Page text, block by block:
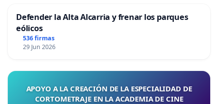
Defender la Alta Alcarria y frenar los parques
eólicos
536 firmas
29 Jun 2026
APOYO A LA CREACIÓN DE LA ESPECIALIDAD DE
CORTOMETRAJE EN LA ACADEMIA DE CINE